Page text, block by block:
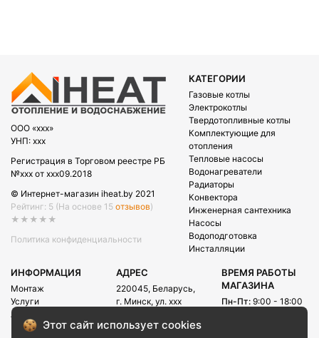
OOO «xxx»
УНП: xxx
Регистрация в Торговом реестре РБ
№xxx от xxx09.2018
© Интернет-магазин iheat.by 2021
Рейтинг: 5 (На основе 15 отзывов)
★★★★★
Политика конфиденциальности
КАТЕГОРИИ
Газовые котлы
Электрокотлы
Твердотопливные котлы
Комплектующие для
отопления
Тепловые насосы
Водонагреватели
Радиаторы
Конвектора
Инженерная сантехника
Насосы
Водоподготовка
Инсталляции
ИНФОРМАЦИЯ
Монтаж
Услуги
Акции
Рассрочка
АДРЕС
220045, Беларусь,
г. Минск, ул. xxx
E-mail:
info@iheat.by
ВРЕМЯ РАБОТЫ
МАГАЗИНА
Пн-Пт: 9:00 - 18:00
Этот сайт использует cookies